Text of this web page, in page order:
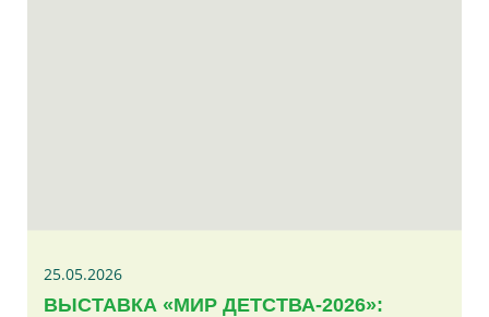
25.05.2026
ВЫСТАВКА «МИР ДЕТСТВА-2026»: